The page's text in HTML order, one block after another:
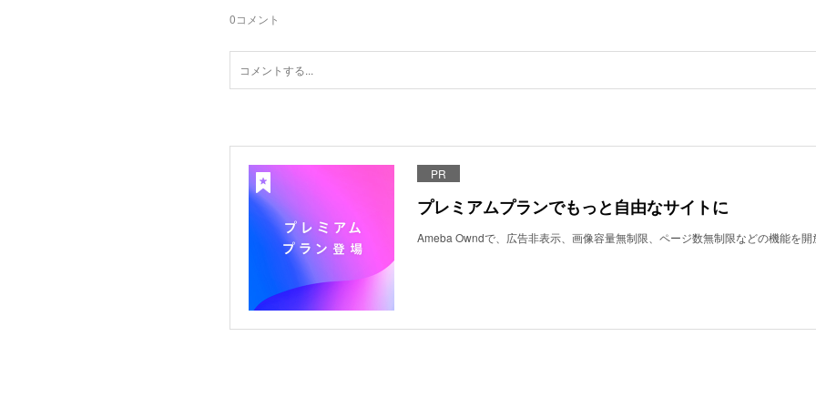
0コメント
PR
プレミアムプランでもっと自由なサイトに
Ameba Owndで、広告非表示、画像容量無制限、ページ数無制限などの機能を開